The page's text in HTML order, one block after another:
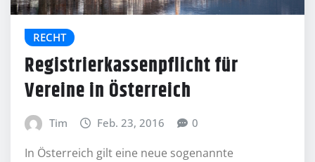
RECHT
Registrierkassenpflicht für
Vereine in Österreich
Tim Feb. 23, 2016 0
In Österreich gilt eine neue sogenannte